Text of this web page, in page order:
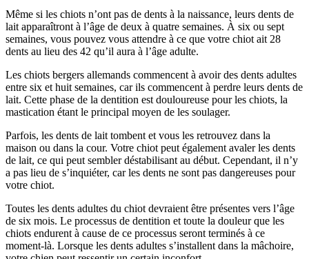
Même si les chiots n’ont pas de dents à la naissance, leurs dents de
lait apparaîtront à l’âge de deux à quatre semaines. À six ou sept
semaines, vous pouvez vous attendre à ce que votre chiot ait 28
dents au lieu des 42 qu’il aura à l’âge adulte.
Les chiots bergers allemands commencent à avoir des dents adultes
entre six et huit semaines, car ils commencent à perdre leurs dents de
lait. Cette phase de la dentition est douloureuse pour les chiots, la
mastication étant le principal moyen de les soulager.
Parfois, les dents de lait tombent et vous les retrouvez dans la
maison ou dans la cour. Votre chiot peut également avaler les dents
de lait, ce qui peut sembler déstabilisant au début. Cependant, il n’y
a pas lieu de s’inquiéter, car les dents ne sont pas dangereuses pour
votre chiot.
Toutes les dents adultes du chiot devraient être présentes vers l’âge
de six mois. Le processus de dentition et toute la douleur que les
chiots endurent à cause de ce processus seront terminés à ce
moment-là. Lorsque les dents adultes s’installent dans la mâchoire,